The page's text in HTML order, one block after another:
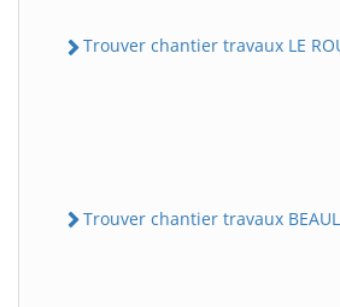
Trouver chantier travaux LE
Trouver chantier travaux